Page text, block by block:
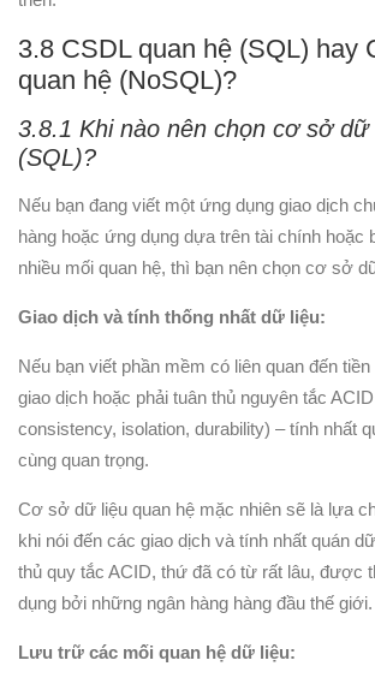
3.8 CSDL quan hệ (SQL) hay
quan hệ (NoSQL)?
3.8.1 Khi nào nên chọn cơ sở dữ
(SQL)?
Nếu bạn đang viết một ứng dụng giao dịch
hàng hoặc ứng dụng dựa trên tài chính hoặc
nhiều mối quan hệ, thì bạn nên chọn cơ sở
Giao dịch và tính thống nhất dữ liệu:
Nếu bạn viết phần mềm có liên quan đến
giao dịch hoặc phải tuân thủ nguyên tắc
consistency, isolation, durability) – tính nhất
cùng quan trọng.
Cơ sở dữ liệu quan hệ mặc nhiên sẽ là lựa
khi nói đến các giao dịch và tính nhất quán
thủ quy tắc ACID, thứ đã có từ rất lâu, được
dụng bởi những ngân hàng hàng đầu thế giới.
Lưu trữ các mối quan hệ dữ liệu: